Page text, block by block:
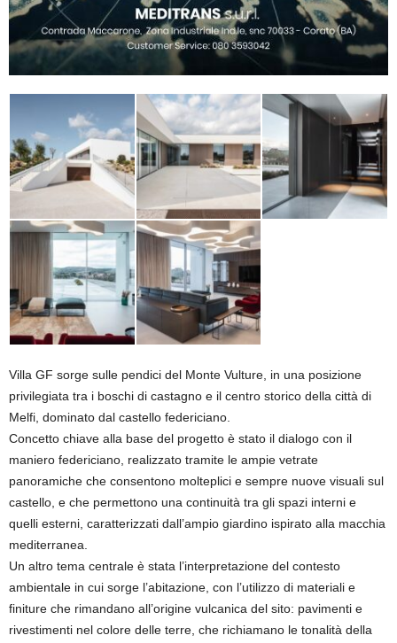
Villa GF sorge sulle pendici del Monte Vulture, in una posizione
privilegiata tra i boschi di castagno e il centro storico della città di
Melfi, dominato dal castello federiciano.
Concetto chiave alla base del progetto è stato il dialogo con il
maniero federiciano, realizzato tramite le ampie vetrate
panoramiche che consentono molteplici e sempre nuove visuali sul
castello, e che permettono una continuità tra gli spazi interni e
quelli esterni, caratterizzati dall’ampio giardino ispirato alla macchia
mediterranea.
Un altro tema centrale è stata l’interpretazione del contesto
ambientale in cui sorge l’abitazione, con l’utilizzo di materiali e
finiture che rimandano all’origine vulcanica del sito: pavimenti e
rivestimenti nel colore delle terre, che richiamano le tonalità della